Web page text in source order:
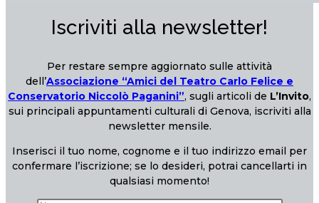
Iscriviti alla newsletter!
Per restare sempre aggiornato sulle attività
dell’Associazione “Amici del Teatro Carlo Felice e
Conservatorio Niccolò Paganini”, sugli articoli de L’Invito,
sui principali appuntamenti culturali di Genova, iscriviti alla
newsletter mensile.
Inserisci il tuo nome, cognome e il tuo indirizzo email per
confermare l’iscrizione; se lo desideri, potrai cancellarti in
qualsiasi momento!